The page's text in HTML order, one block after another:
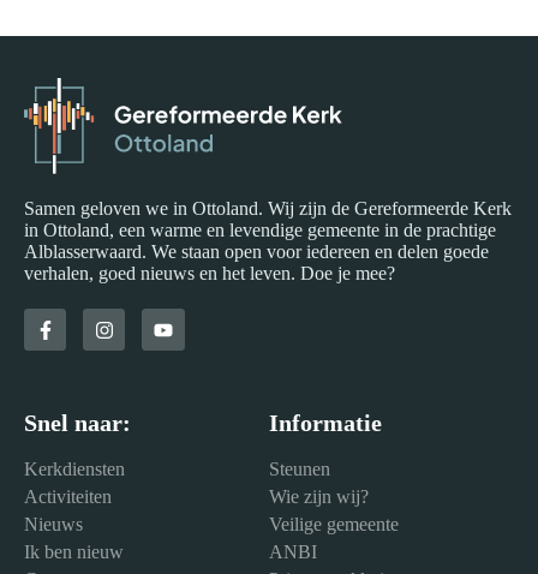
Samen geloven we in Ottoland. Wij zijn de Gereformeerde Kerk
in Ottoland, een warme en levendige gemeente in de prachtige
Alblasserwaard. We staan open voor iedereen en delen goede
verhalen, goed nieuws en het leven. Doe je mee?
Snel naar:
Kerkdiensten
Activiteiten
Nieuws
Ik ben nieuw
Informatie
Steunen
Wie zijn wij?
Veilige gemeente
ANBI